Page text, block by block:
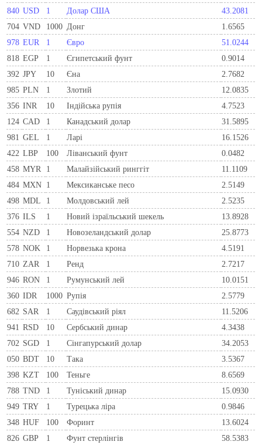
840 USD 1 Долар США
43.2081
704 VND 1000 Донг
1.6565
978 EUR 1 Євро
51.0244
818 EGP 1 Єгипетський фунт
0.9014
392 JPY 10 Єна
2.7682
985 PLN 1 Злотий
12.0835
356 INR 10 Індійська рупія
4.7523
124 CAD 1 Канадський долар
31.5895
981 GEL 1 Ларi
16.1526
422 LBP 100 Ліванський фунт
0.0482
458 MYR 1 Малайзійський ринггіт
11.1109
484 MXN 1 Мексиканське песо
2.5149
498 MDL 1 Молдовський лей
2.5235
376 ILS 1 Новий ізраїльський шекель
13.8928
554 NZD 1 Новозеландський долар
25.8773
578 NOK 1 Норвезька крона
4.5191
710 ZAR 1 Ренд
2.7217
946 RON 1 Румунський лей
10.0151
360 IDR 1000 Рупія
2.5779
682 SAR 1 Саудівський ріял
11.5206
941 RSD 10 Сербський динар
4.3438
702 SGD 1 Сінгапурський долар
34.2053
050 BDT 10 Така
3.5367
398 KZT 100 Теньге
8.6569
788 TND 1 Туніський динар
15.0930
949 TRY 1 Турецька ліра
0.9846
348 HUF 100 Форинт
13.6024
826 GBP 1 Фунт стерлінгів 58.5383